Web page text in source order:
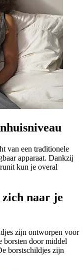
van een traditionele
apparaat. Dankzij
kun je overal
naar je
zijn ontworpen voor
borsten door middel
borstschildjes zijn